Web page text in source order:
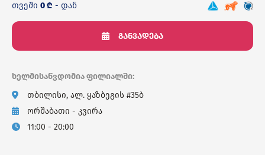
თვეში 0 ₾ - დან
განვადება
ხელმისაწვდომია ფილიალში:
თბილისი, ალ. ყაზბეგის #35ბ
ორშაბათი - კვირა
11:00 - 20:00